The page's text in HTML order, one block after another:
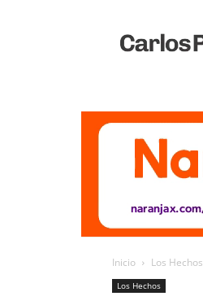
Vivo
Inicio Los Hechos
Los Hechos